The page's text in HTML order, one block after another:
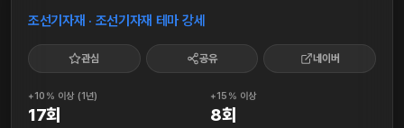
조선기자재 · 조선기자재 테마 강세
관심 공유 네이버
+10% 이상 (1년)
17회
+15% 이상
8회